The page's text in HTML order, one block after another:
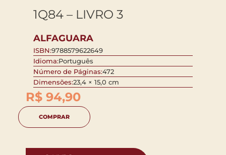
1Q84 – LIVRO 3
ALFAGUARA
ISBN:9788579622649
Idioma:Português
Número de Páginas:472
Dimensões:23,4 × 15,0 cm
R$ 94,90
COMPRAR